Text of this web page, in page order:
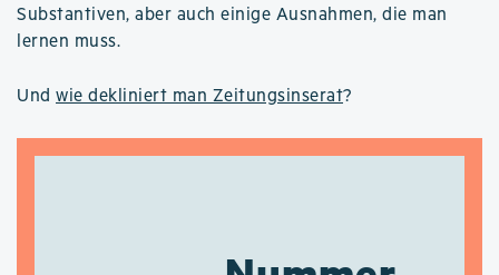
Substantiven, aber auch einige Ausnahmen, die man
lernen muss.
Und wie dekliniert man Zeitungsinserat?